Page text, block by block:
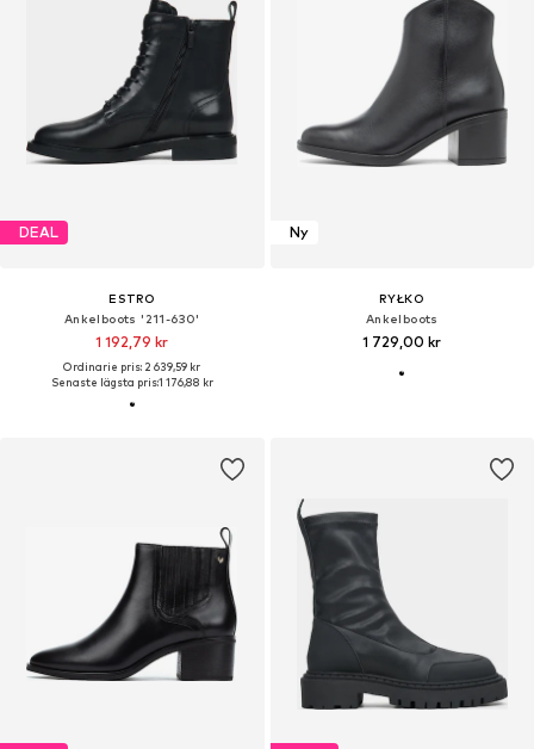
DEAL
ESTRO
Ankelboots '211-630'
1 192,79 kr
Ordinarie pris: 2 639,59 kr
Senaste lägsta pris:1 176,88 kr
Ny
RYŁKO
Ankelboots
1 729,00 kr